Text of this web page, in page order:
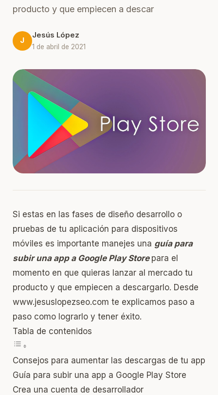
producto y que empiecen a descar
J
Jesús López
1 de abril de 2021
Si estas en las fases de diseño desarrollo o
pruebas de tu aplicación para dispositivos
móviles es importante manejes una guía para
subir una app a Google Play Store para el
momento en que quieras lanzar al mercado tu
producto y que empiecen a descargarlo. Desde
www.jesuslopezseo.com te explicamos paso a
paso como lograrlo y tener éxito.
Tabla de contenidos
Consejos para aumentar las descargas de tu app
Guía para subir una app a Google Play Store
Crea una cuenta de desarrollador